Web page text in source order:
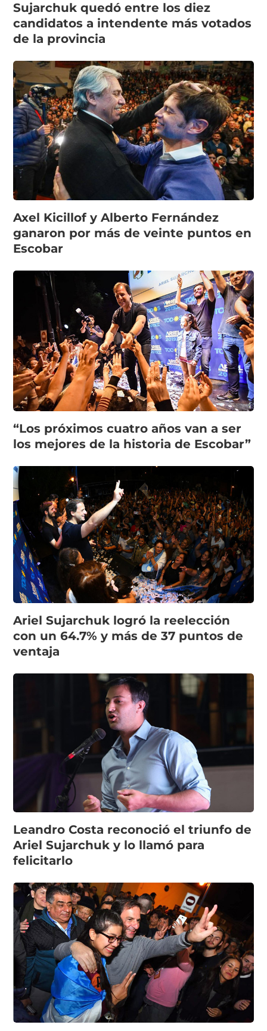
Sujarchuk quedó entre los diez
candidatos a intendente más votados
de la provincia
Axel Kicillof y Alberto Fernández
ganaron por más de veinte puntos en
Escobar
“Los próximos cuatro años van a ser
los mejores de la historia de Escobar”
Ariel Sujarchuk logró la reelección
con un 64.7% y más de 37 puntos de
ventaja
Leandro Costa reconoció el triunfo de
Ariel Sujarchuk y lo llamó para
felicitarlo